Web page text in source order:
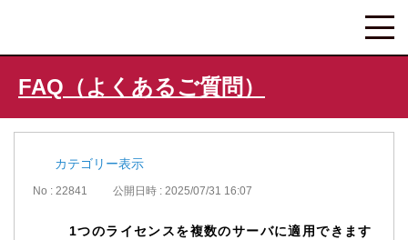
FAQ（よくあるご質問）
カテゴリー表示
No : 22841 公開日時 : 2025/07/31 16:07
1つのライセンスを複数のサーバに適用できます